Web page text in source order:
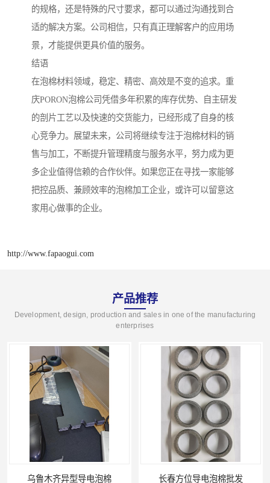
的规格，还是特殊的尺寸要求，都可以通过沟通找到合
适的解决方案。公司相信，只有真正理解客户的应用场
景，才能提供更具价值的服务。
结语
在泡棉材料领域，稳定、精密、高效是不变的追求。重
庆PORON泡棉公司凭借多年积累的库存优势、自主研发
的剖片工艺以及快速的交货能力，已经形成了自身的核
心竞争力。展望未来，公司将继续专注于泡棉材料的销
售与加工，不断提升管理精度与服务水平，努力成为更
多企业值得信赖的合作伙伴。如果您正在寻找一家能够
把控品质、兼顾效率的泡棉加工企业，或许可以留意这
家用心做事的企业。
http://www.fapaogui.com
产品推荐
Development, design, production and sales in one of the manufacturing
enterprises
乌鲁木齐异型导电泡棉 长春方位导电泡棉批发